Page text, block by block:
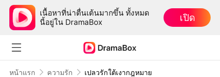
เนื้อหาที่น่าตื่นเต้นมากขึ้น ทั้งหมด
นี้อยู่ใน DramaBox
เปิด
หน้าแรก ความรัก เปลวรักใต้เงากฎหมาย